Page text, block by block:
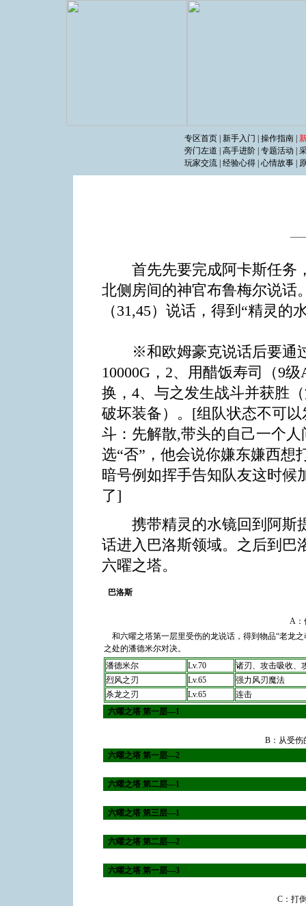
专区首页 新手入门 操作指南
旁门左道
高手进阶 专题活动
玩家交流 经验心得 心情故事
首先先要完成阿卡斯任务
北侧房间的神官布鲁梅尔说话
（31,45）说话，得到“精灵
※和欧姆豪克说话后要通过
10000G，2、用醋饭寿司（9
换，4、与之发生战斗并获胜
破坏装备）。[组队状态不可
斗：先解散,带头的自己一个
选“否”，他会说你嫌东嫌西想
暗号例如挥手告知队友这时候
了]
携带精灵的水镜回到阿斯
话进入巴洛斯领域。之后到巴
六曜之塔。
巴洛斯
A：
和六曜之塔第一层里受伤的龙说话，得到物品“老龙
之处的潘德米尔对决。
潘德米尔
Lv.70
诸刃、攻击吸收、
烈风之刃
Lv.65
强力风刃魔法
杀龙之刃
Lv.65
连击
六曜之塔 第一层―1
B：从受伤
六曜之塔 第一层―2
六曜之塔 第二层―1
六曜之塔 第三层―1
六曜之塔 第二层―2
六曜之塔 第一层―3
C：打